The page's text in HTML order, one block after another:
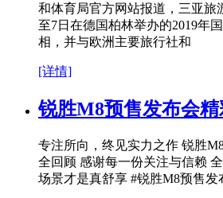
和体育局官方网站报道，三亚旅
至7日在德国柏林举办的2019年
相，并与欧洲主要旅行社和
[详情]
锐胜M8预售发布会
专注所向，终见实力之作 锐胜
全回顾 感谢每一份关注与信赖
场景才是真舒享 #锐胜M8预售发